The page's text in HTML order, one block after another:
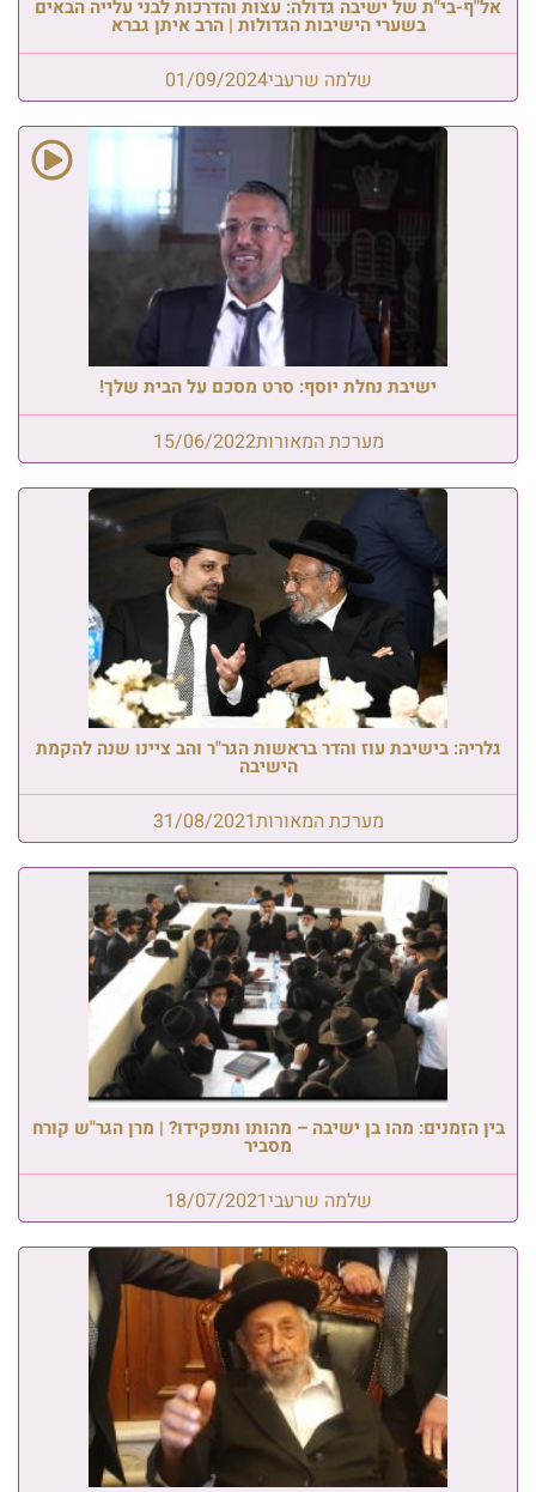
אל"ף-בי"ת של ישיבה גדולה: עצות והדרכות לבני עלייה הבאים
בשערי הישיבות הגדולות | הרב איתן גברא
שלמה שרעבי01/09/2024
ישיבת נחלת יוסף: סרט מסכם על הבית שלך!
מערכת המאורות15/06/2022
גלריה: בישיבת עוז והדר בראשות הגר"ר והב ציינו שנה להקמת
הישיבה
מערכת המאורות31/08/2021
בין הזמנים: מהו בן ישיבה – מהותו ותפקידו? | מרן הגר"ש קורח
מסביר
שלמה שרעבי18/07/2021